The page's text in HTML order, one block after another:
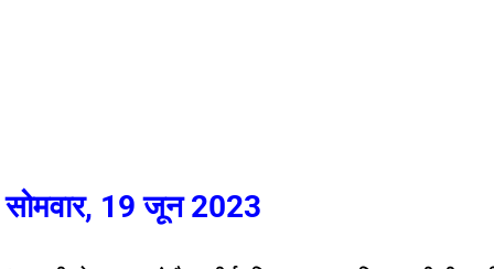
सोमवार, 19 जून 2023